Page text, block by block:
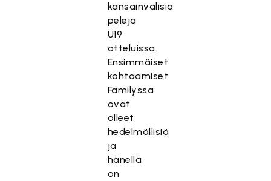
kansainvälisiä
pelejä
U19
otteluissa.
Ensimmäiset
kohtaamiset
Familyssa
ovat
olleet
hedelmällisiä
ja
hänellä
on